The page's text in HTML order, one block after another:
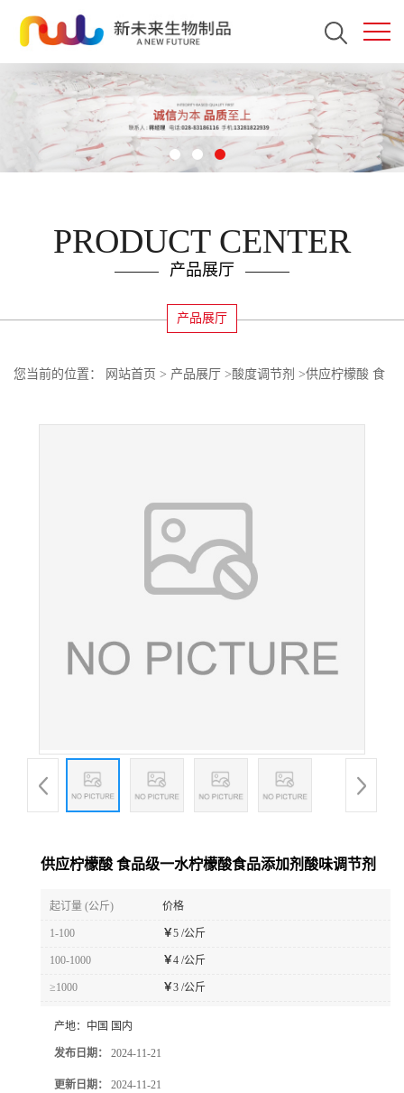
PRODUCT CENTER
产品展厅
产品展厅
您当前的位置： 网站首页 > 产品展厅 >酸度调节剂 >供应柠檬酸 食
供应柠檬酸 食品级一水柠檬酸食品添加剂酸味调节剂
起订量 (公斤) 价格
1-100 ￥5 /公斤
100-1000 ￥4 /公斤
≥1000 ￥3 /公斤
产地： 中国 国内
发布日期： 2024-11-21
更新日期： 2024-11-21